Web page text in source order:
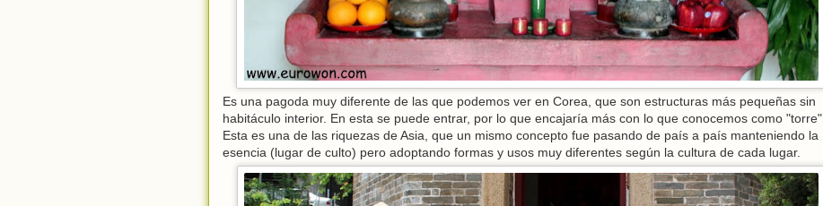
Es una pagoda muy diferente de las que podemos ver en Corea, que son estructuras más pequeñas sin
habitáculo interior. En esta se puede entrar, por lo que encajaría más con lo que conocemos como "torre".
Esta es una de las riquezas de Asia, que un mismo concepto fue pasando de país a país manteniendo la
esencia (lugar de culto) pero adoptando formas y usos muy diferentes según la cultura de cada lugar.